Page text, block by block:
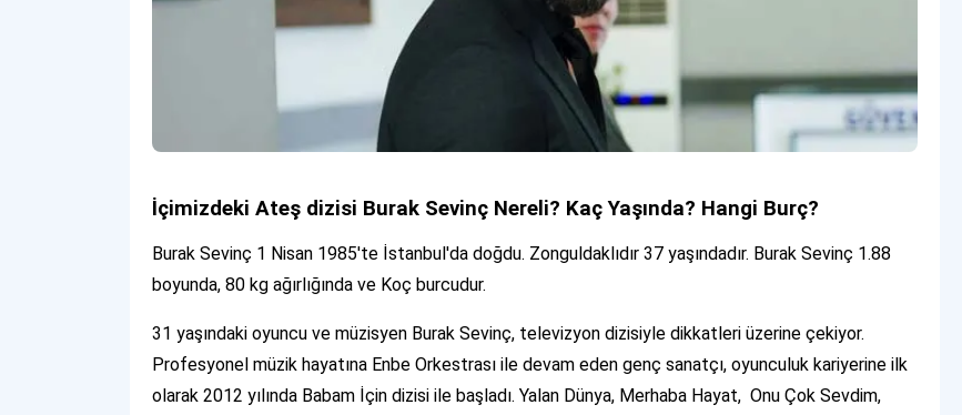
İçimizdeki Ateş dizisi Burak Sevinç Nereli? Kaç Yaşında? Hangi Burç?
Burak Sevinç 1 Nisan 1985'te İstanbul'da doğdu. Zonguldaklıdır 37 yaşındadır. Burak Sevinç 1.88
boyunda, 80 kg ağırlığında ve Koç burcudur.
31 yaşındaki oyuncu ve müzisyen Burak Sevinç, televizyon dizisiyle dikkatleri üzerine çekiyor.
Profesyonel müzik hayatına Enbe Orkestrası ile devam eden genç sanatçı, oyunculuk kariyerine ilk
olarak 2012 yılında Babam İçin dizisi ile başladı. Yalan Dünya, Merhaba Hayat, Onu Çok Sevdim,